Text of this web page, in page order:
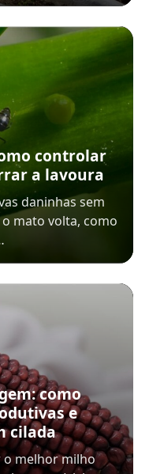
controlar
a lavoura
daninhas sem
mato volta, como
como
e
cilada
o melhor milho